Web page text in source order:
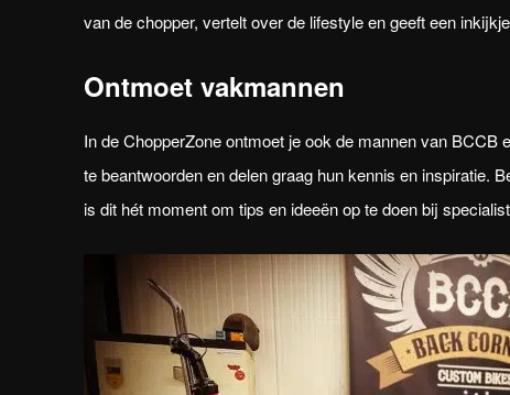
van de chopper, vertelt over de lifestyle en geeft een
Ontmoet vakmannen
In de ChopperZone ontmoet je ook de mannen van
te beantwoorden en delen graag hun kennis en inspiratie.
is dit hét moment om tips en ideeën op te doen bij